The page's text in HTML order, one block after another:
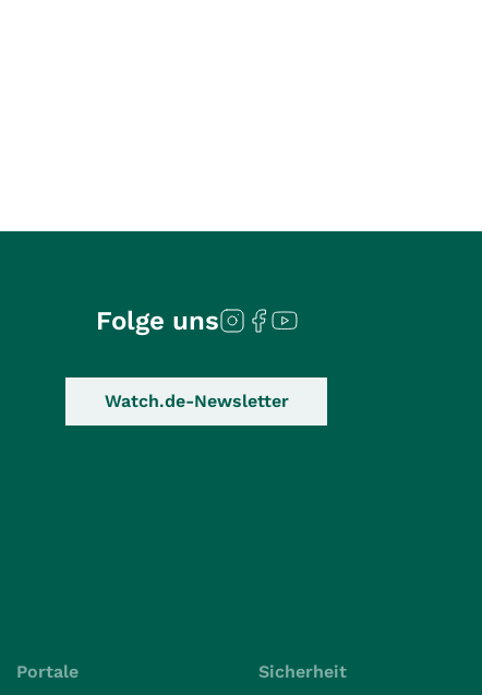
Folge uns
Watch.de-Newsletter
Portale Sicherheit